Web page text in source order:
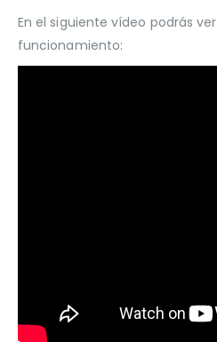
En el siguiente vídeo podrás
funcionamiento: